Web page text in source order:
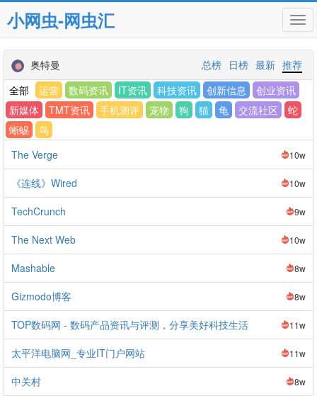
小网虫-网虫汇
奥特曼 推荐
最新
日榜
总榜
全部
运营 数码资讯 IT资讯 科技资讯 创新信息
创业资讯
新媒体
TMT资讯 手机测评 宠物 狗 猫 龟 交流社区
蛇
蜥蜴
鸟
The Verge
10w
《连线》Wired 10w
TechCrunch 9w
The Next Web 10w
Mashable 8w
Gizmodo博客 8w
TOP数码网 - 数码产品资讯与评测，分享美好科技生活 11w
太平洋电脑网_专业IT门户网站 11w
中关村 8w